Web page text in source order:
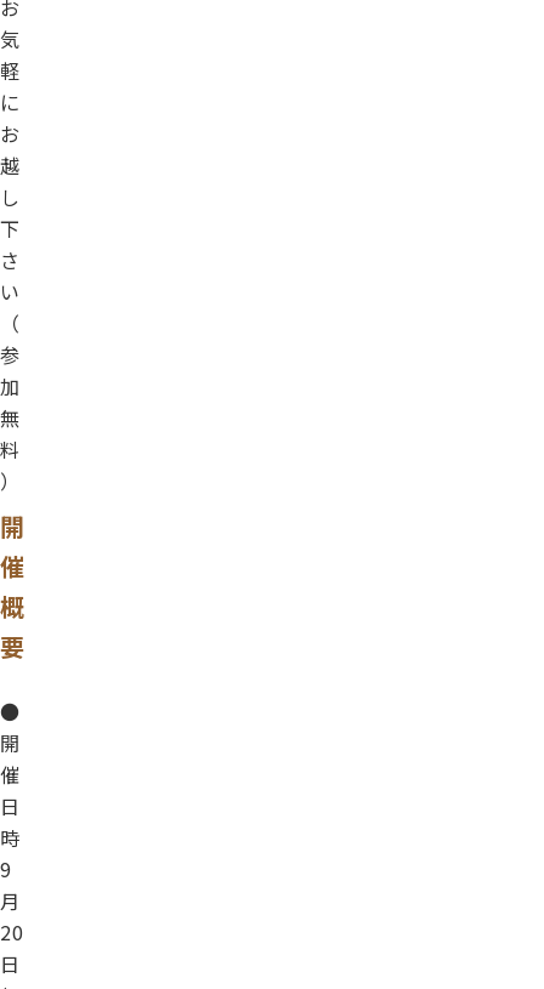
お
気
軽
に
お
越
し
下
さ
い
（
参
加
無
料
）
開
催
概
要
●
開
催
日
時
9
月
20
日